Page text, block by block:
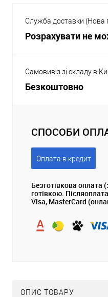
Служба доставки (Нова
Розрахувати не
Самовивіз зі складу в
Безкоштовно
СПОСОБИ
Оплата в кредит
Безготівкова
готівкою.
Visa, MasterCard
ОПИС ТОВАРУ